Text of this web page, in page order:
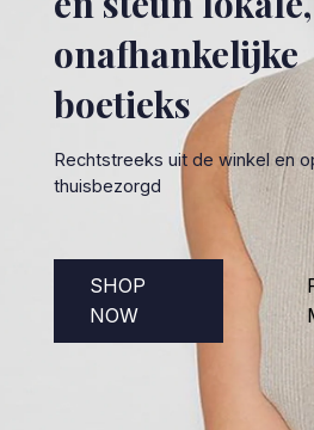
onafhankelijke
boetieks
Rechtstreeks uit de winkel en
thuisbezorgd
SHOP
NOW